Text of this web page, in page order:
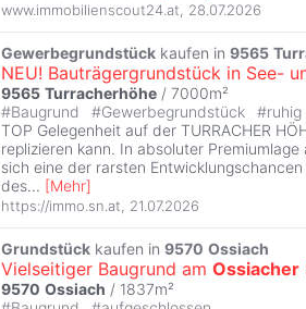
www.immobilienscout24.at, 28.07.2026
Gewerbegrundstück kaufen in 9565
NEU! Bauträgergrundstück in See-
9565 Turracherhöhe / 7000m²
#Baugrund #Gewerbegrundstück #ruhig
TOP Gelegenheit auf der TURRACHER
replizieren kann. In absoluter
sich eine der rarsten
des... [Mehr]
https://immo.sn.at, 21.07.2026
Grundstück kaufen in 9570 Ossiach
Vielseitiger Baugrund am Ossiacher
9570 Ossiach / 1837m²